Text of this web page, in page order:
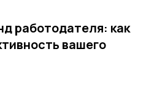
работодателя: как
вашего